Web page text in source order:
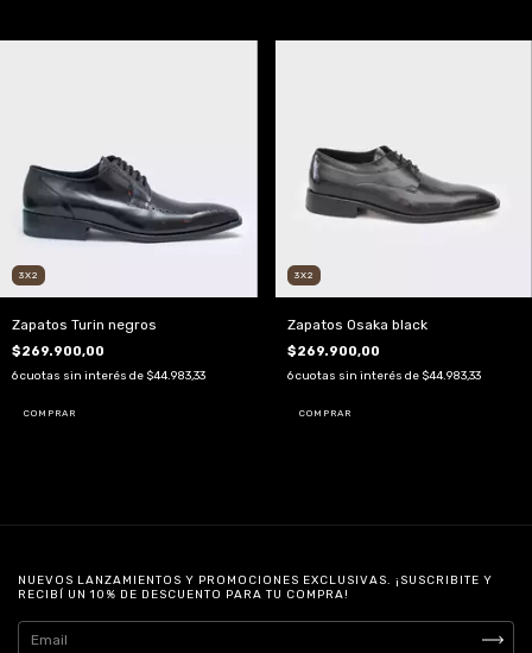
3X2
Zapatos Turin negros
$269.900,00
6cuotas sin interés de $44.983,33
COMPRAR
3X2
Zapatos Osaka black
$269.900,00
6 cuotas sin interés de $44.983,33
COMPRAR
NUEVOS LANZAMIENTOS Y PROMOCIONES EXCLUSIVAS. ¡SUSCRIBITE Y
RECIBÍ UN 10% DE DESCUENTO PARA TU COMPRA!